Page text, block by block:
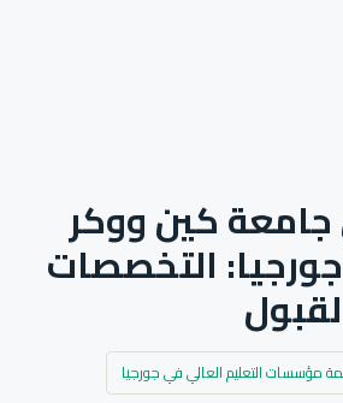
جامعة كين ووكر
التخصصات
التعليم العالي في جورجيا